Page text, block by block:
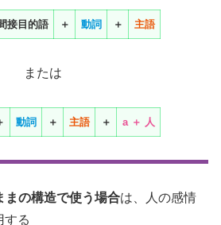
接目的語 ＋ 動詞 ＋ 主語
または
動詞 ＋ 主語 ＋ a ＋ 人
の構造で使う場合は、人の感情
する